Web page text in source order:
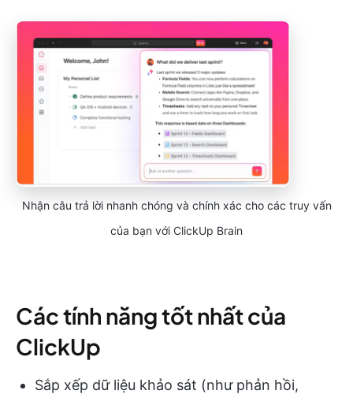
Nhận câu trả lời nhanh chóng và chính xác cho các truy vấn
của bạn với ClickUp Brain
Các tính năng tốt nhất của
ClickUp
Sắp xếp dữ liệu khảo sát (như phản hồi,